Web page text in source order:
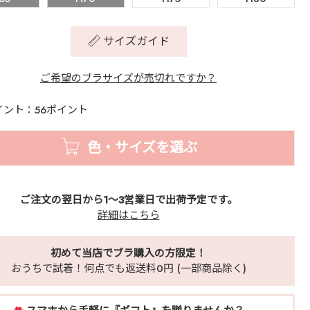
サイズガイド
ご希望のブラサイズが売切れですか？
ト：56ポイント
色・サイズを選ぶ
ご注文の翌日から1～3営業日で出荷予定です。
詳細はこちら
初めて当店でブラ購入の方限定！
おうちで試着！何点でも返送料0円 (一部商品除く)